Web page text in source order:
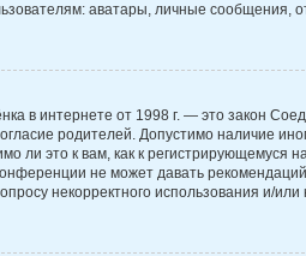
аватары, личные сообщения,
в интернете от 1998 г. — это закон
родителей. Допустимо наличие
это к вам, как к регистрирующемуся
не может давать
некорректного использования и/